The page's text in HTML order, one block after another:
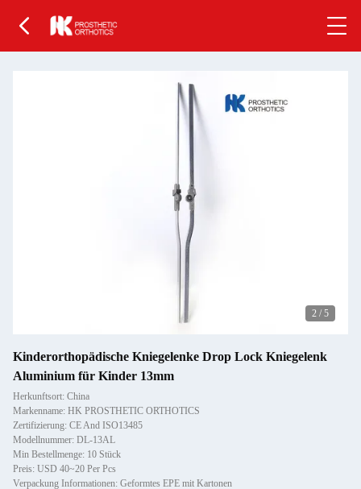
2 / 5
Kinderorthopädische Kniegelenke Drop Lock Kniegelenk
Aluminium für Kinder 13mm
Herkunftsort: China
Markenname: HK PROSTHETIC ORTHOTICS
Zertifizierung: CE And ISO13485
Modellnummer: DL-13AL
Min Bestellmenge: 10 Stück
Preis: USD 40~20 Per Pcs
Verpackung Informationen: Geformtes EPE mit Kartonen